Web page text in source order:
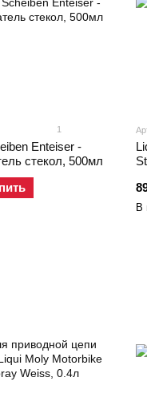
1
Enteiser -
стекол, 500мл
В